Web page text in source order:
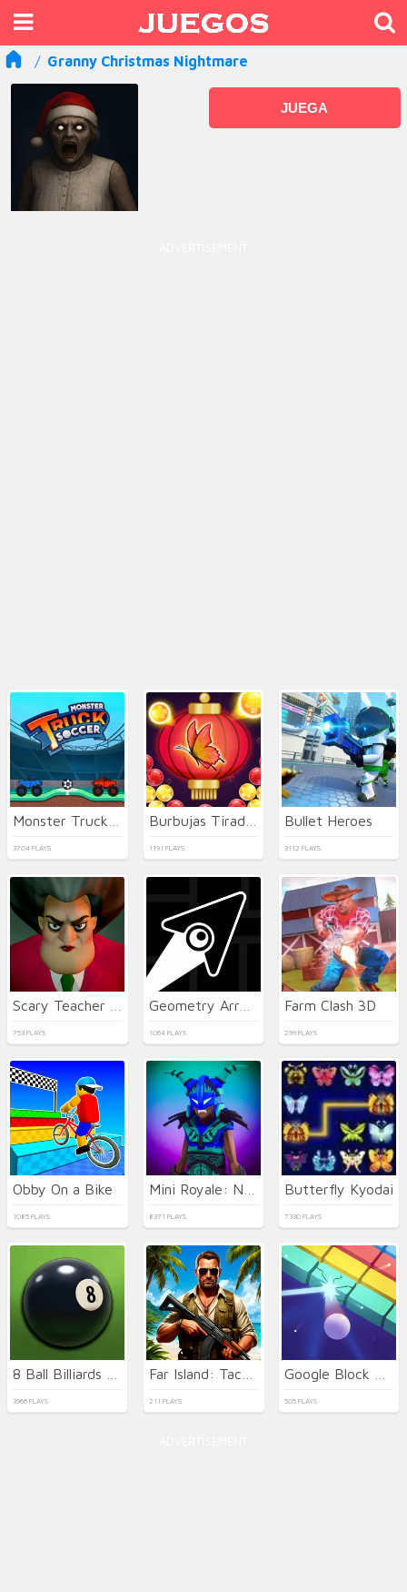
Granny Christmas Nightmare
JUEGA
3704 PLAYS 1191 PLAYS
Bullet Heroes
3112 PLAYS
753 PLAYS
Geometry Arrow
1064 PLAYS
Farm Clash 3D
299 PLAYS
Obby On a Bike
1085 PLAYS 8371 PLAYS
Butterfly Kyodai
7330 PLAYS
3966 PLAYS 211 PLAYS 505 PLAYS